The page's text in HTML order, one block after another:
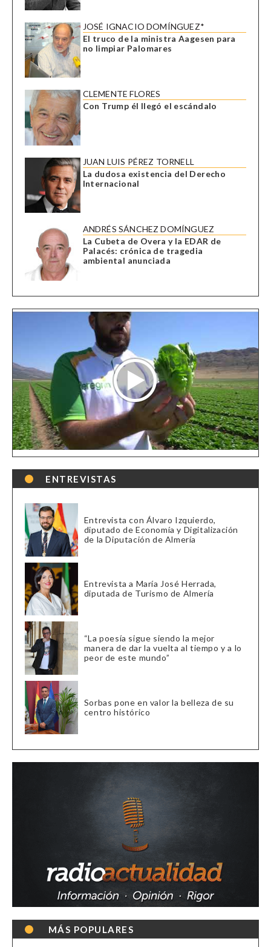
JOSÉ IGNACIO DOMÍNGUEZ*
El truco de la ministra Aagesen para
no limpiar Palomares
CLEMENTE FLORES
Con Trump él llegó el escándalo
JUAN LUIS PÉREZ TORNELL
La dudosa existencia del Derecho
Internacional
ANDRÉS SÁNCHEZ DOMÍNGUEZ
La Cubeta de Overa y la EDAR de
Palacés: crónica de tragedia
ambiental anunciada
ENTREVISTAS
Entrevista con Álvaro Izquierdo,
diputado de Economía y Digitalización
de la Diputación de Almería
Entrevista a María José Herrada,
diputada de Turismo de Almería
“La poesía sigue siendo la mejor
manera de dar la vuelta al tiempo y a lo
peor de este mundo”
Sorbas pone en valor la belleza de su
centro histórico
MÁS POPULARES